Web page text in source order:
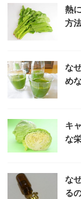
熱
方
な
め
キ
な
な
る